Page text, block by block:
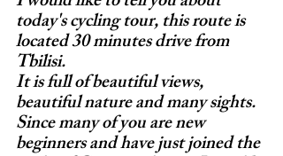
today's cycling tour, this route is
located 30 minutes drive from
Tbilisi.
It is full of beautiful views,
beautiful nature and many sights.
Since many of you are new
beginners and have just joined the